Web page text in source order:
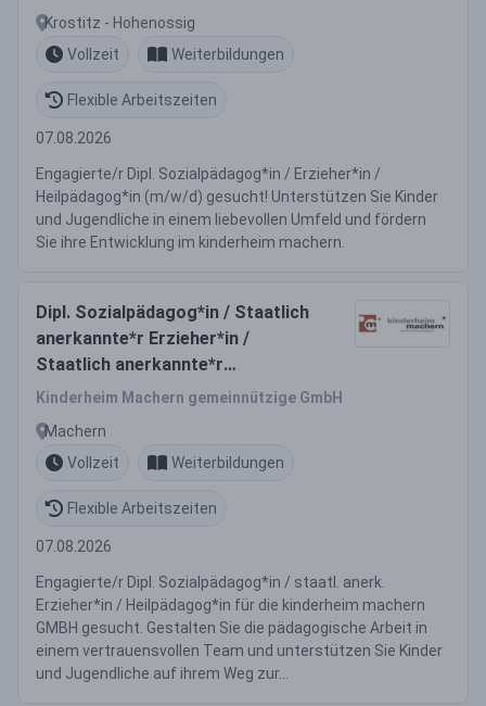
Krostitz - Hohenossig
Vollzeit
Weiterbildungen
Flexible Arbeitszeiten
07.08.2026
Engagierte/r Dipl. Sozialpädagog*in / Erzieher*in /
Heilpädagog*in (m/w/d) gesucht! Unterstützen Sie Kinder
und Jugendliche in einem liebevollen Umfeld und fördern
Sie ihre Entwicklung im kinderheim machern.
Dipl. Sozialpädagog*in / Staatlich
anerkannte*r Erzieher*in /
Staatlich anerkannte*r
Heilpädagog*in (m/w/d) Projekt
Kinderheim Machern gemeinnützige GmbH
Machern
Vollzeit
Weiterbildungen
Flexible Arbeitszeiten
07.08.2026
Engagierte/r Dipl. Sozialpädagog*in / staatl. anerk.
Erzieher*in / Heilpädagog*in für die kinderheim machern
GMBH gesucht. Gestalten Sie die pädagogische Arbeit in
einem vertrauensvollen Team und unterstützen Sie Kinder
und Jugendliche auf ihrem Weg zur...